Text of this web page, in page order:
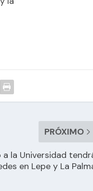
PRÓXIMO
a la Universidad
en Lepe y La